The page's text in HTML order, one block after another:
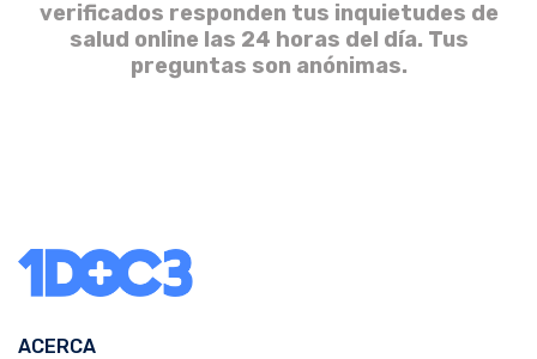
verificados responden tus inquietudes de
salud online las 24 horas del día. Tus
preguntas son anónimas.
ACERCA